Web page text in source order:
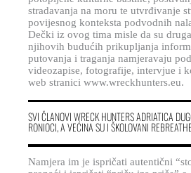
stradavanja na moru te utvrđivanje
povijesnog konteksta podvodnih
Dečki iz ovog tima misle da su
njihovih budućih prikupljanja
putovanja i traganja namjeravaju
videozapise, fotografije, intervjue i
web stranici www.wreckhunters.eu.
SVI ČLANOVI WRECK HUNTERS ADRIATICA
RONIOCI, A VEĆINA SU I ŠKOLOVANI
Namjera im je ispričati autentični